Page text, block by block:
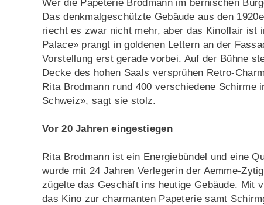
Wer die Papeterie Brodmann im bernischen
Das denkmalgeschützte Gebäude aus den
riecht es zwar nicht mehr, aber das Kinoflair ist
Palace» prangt in goldenen Lettern an der
Vorstellung erst gerade vorbei. Auf der Bühne
Decke des hohen Saals versprühen Retro-
Rita Brodmann rund 400 verschiedene
Schweiz», sagt sie stolz.
Vor 20 Jahren eingestiegen
Rita Brodmann ist ein Energiebündel und eine
wurde mit 24 Jahren Verlegerin der Aemme-
zügelte das Geschäft ins heutige Gebäude. Mit
das Kino zur charmanten Papeterie samt